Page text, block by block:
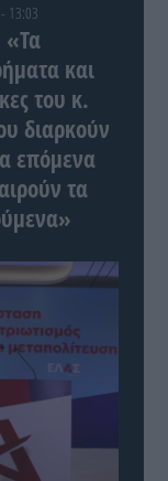
13:03
και
του κ.
διαρκούν
επόμενα
τα